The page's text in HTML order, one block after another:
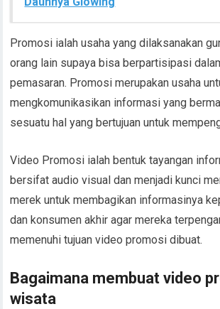
Promosi ialah usaha yang dilaksanakan
orang lain supaya bisa berpartisipasi
pemasaran. Promosi merupakan usaha
mengkomunikasikan informasi yang
sesuatu hal yang bertujuan untuk
Video Promosi ialah bentuk tayangan
bersifat audio visual dan menjadi kunci
merek untuk membagikan informasinya
dan konsumen akhir agar mereka
memenuhi tujuan video promosi dibuat.
Bagaimana membuat video
wisata